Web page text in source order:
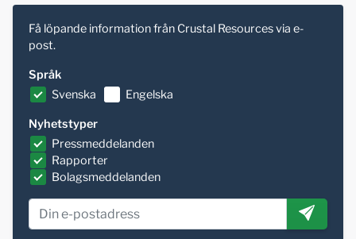
Få löpande information från Crustal Resources via e-
post.
Språk
Svenska
Engelska
Nyhetstyper
Pressmeddelanden
Rapporter
Bolagsmeddelanden